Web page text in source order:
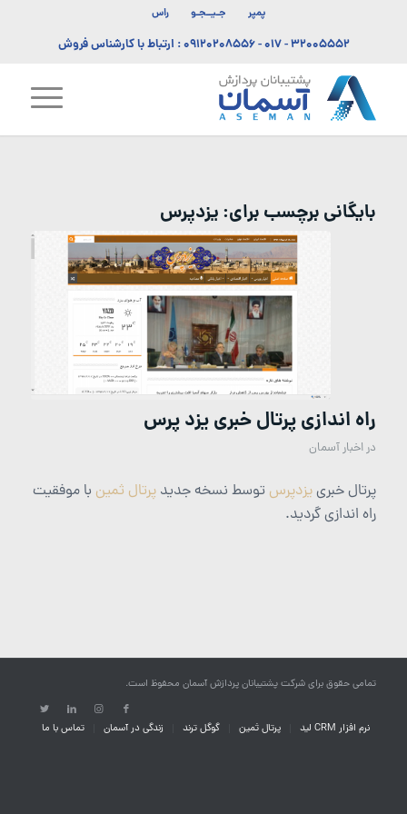
پمپر جـیــجـو راس
۳۲۰۰۵۵۵۲ - ۰۱۷ -۰۹۱۲۰۲۰۸۵۵۶: ارتباط با کارشناس فروش
بایگانی برچسب برای:یزدپرس
راه اندازی پرتال خبری یزد پرس
در اخبار آسمان
پرتال خبرییزدپرس توسط نسخه جدید پرتال ثمین با موفقیت
راه اندازی گردید.
تمامی حقوق برای شرکت پشتیبانان پردازش آسمان محفوظ است.
نرم افزار CRM لید پرتال ثمین گوگل ترند زندگی در آسمان تماس با ما